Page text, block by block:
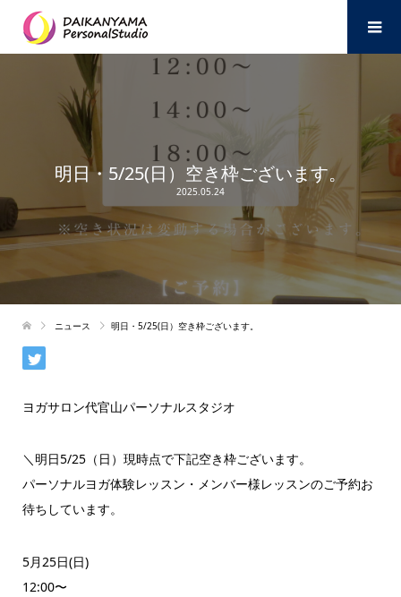
明日・5/25(日）空き枠ございます。
2025.05.24
ニュース 明日・5/25(日）空き枠ございます。
ヨガサロン代官山パーソナルスタジオ
＼明日5/25（日）現時点で下記空き枠ございます。
パーソナルヨガ体験レッスン・メンバー様レッスンのご予約お
待ちしています。
5月25日(日)
12:00〜